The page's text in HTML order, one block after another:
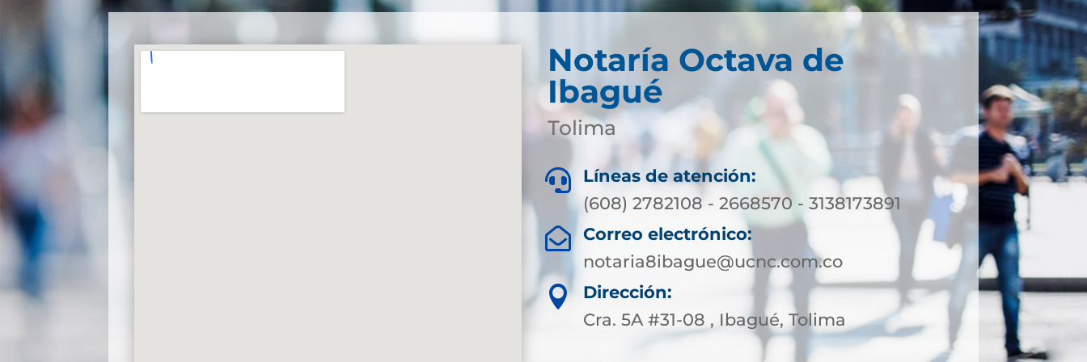
Notaría Octava de
Ibagué
Tolima

Líneas de atención:
(608) 2782108 - 2668570 - 3138173891

Correo electrónico:
notaria8ibague@ucnc.com.co

Dirección:
Cra. 5A #31-08 , Ibagué, Tolima